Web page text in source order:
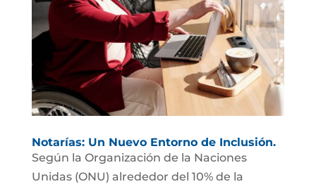
Notarías: Un Nuevo Entorno de Inclusión.
Según la Organización de la Naciones
Unidas (ONU) alrededor del 10% de la